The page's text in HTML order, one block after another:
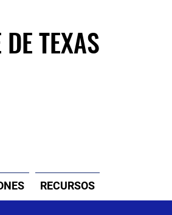
TEXAS
RECURSOS